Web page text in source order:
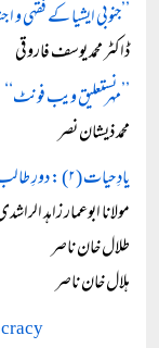
’’جنوبی ایشیا کے فقہی
ڈاکٹر محمد یوسف فاروقی
’’مہر نستعلیق ویب فونٹ‘‘
محمد ذیشان نصر
یادِ حیات (۲) : دورِ طالب علمی / تحریر و تصنیف کی ابتدا
مولانا ابوعمار زاہد
طلال خان ناصر
ہلال خان ناصر